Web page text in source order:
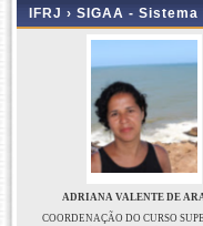
IFRJ › SIGAA -
ADRIANA VALENTE DE
COORDENAÇÃO DO CURSO